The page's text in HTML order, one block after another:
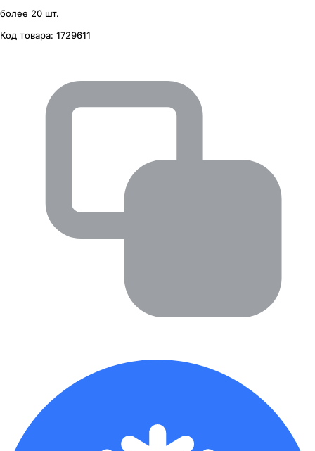
более 20 шт.
Код товара: 1729611